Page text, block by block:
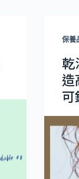
保養
乾
造
可